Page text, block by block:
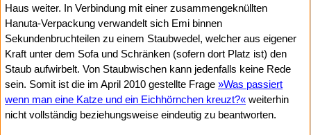
Haus weiter. In Verbindung mit einer zusammengeknüllten
Hanuta-Verpackung verwandelt sich Emi binnen
Sekundenbruchteilen zu einem Staubwedel, welcher aus eigener
Kraft unter dem Sofa und Schränken (sofern dort Platz ist) den
Staub aufwirbelt. Von Staubwischen kann jedenfalls keine Rede
sein. Somit ist die im April 2010 gestellte Frage »Was passiert
wenn man eine Katze und ein Eichhörnchen kreuzt?« weiterhin
nicht vollständig beziehungsweise eindeutig zu beantworten.